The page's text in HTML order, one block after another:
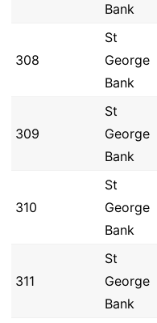
Bank
308
St
George
Bank
309
St
George
Bank
310
St
George
Bank
311
St
George
Bank